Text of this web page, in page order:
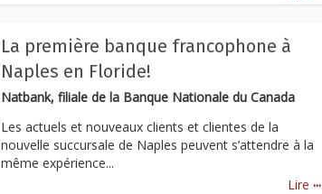
La première banque francophone à
Naples en Floride!
Natbank, filiale de la Banque Nationale du Canada
Les actuels et nouveaux clients et clientes de la
nouvelle succursale de Naples peuvent s’attendre à la
même expérience...
Lire ...